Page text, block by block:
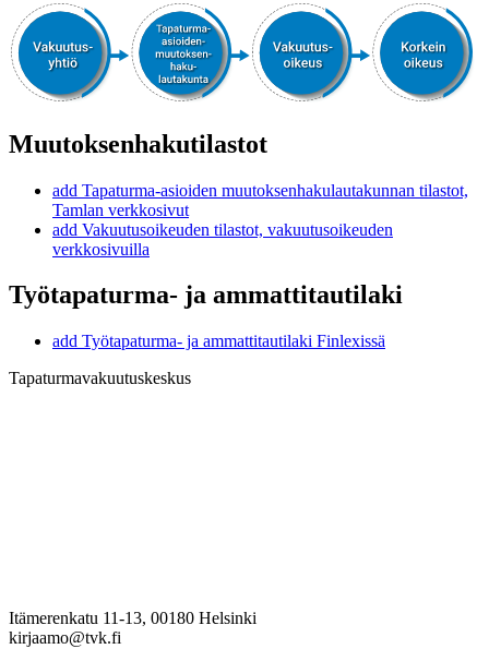
Muutoksenhakutilastot
add Tapaturma-asioiden muutoksenhakulautakunnan tilastot,
Tamlan verkkosivut
add Vakuutusoikeuden tilastot, vakuutusoikeuden
verkkosivuilla
Työtapaturma- ja ammattitautilaki
add Työtapaturma- ja ammattitautilaki Finlexissä
Tapaturmavakuutuskeskus
Itämerenkatu 11-13, 00180 Helsinki
kirjaamo@tvk.fi